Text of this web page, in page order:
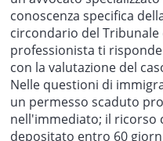
conoscenza specifica
circondario del Tribunale
professionista ti
con la valutazione del
Nelle questioni di
un permesso scaduto
nell'immediato; il ricorso
depositato entro 60